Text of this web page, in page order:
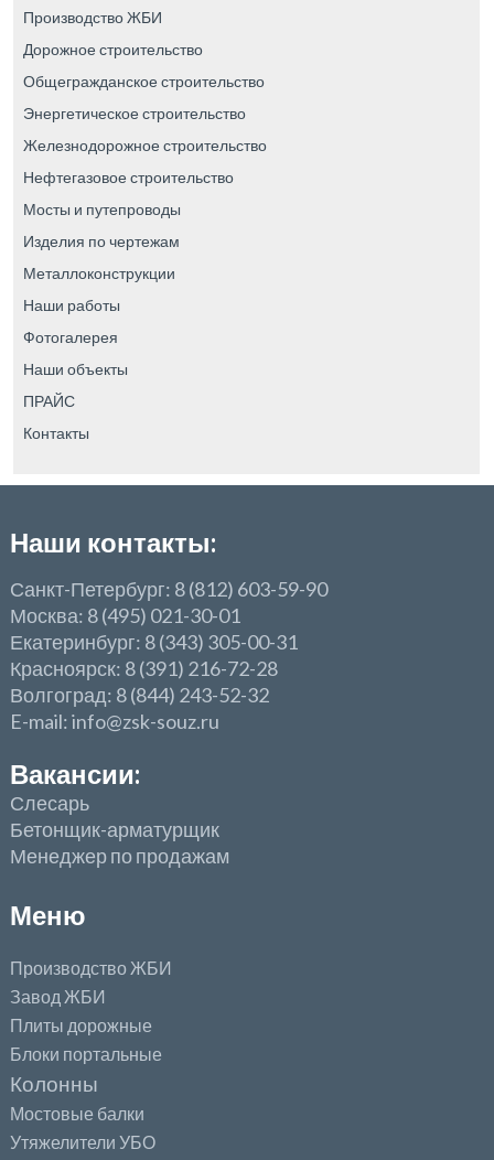
Производство ЖБИ
Дорожное строительство
Общегражданское строительство
Энергетическое строительство
Железнодорожное строительство
Нефтегазовое строительство
Мосты и путепроводы
Изделия по чертежам
Металлоконструкции
Наши работы
Фотогалерея
Наши объекты
ПРАЙС
Контакты
Наши контакты:
Санкт-Петербург: 8 (812) 603-59-90
Москва: 8 (495) 021-30-01
Екатеринбург: 8 (343) 305-00-31
Красноярск: 8 (391) 216-72-28
Волгоград: 8 (844) 243-52-32
E-mail: info@zsk-souz.ru
Вакансии:
Слесарь
Бетонщик-арматурщик
Менеджер по продажам
Меню
Производство ЖБИ
Завод ЖБИ
Плиты дорожные
Блоки портальные
Колонны
Мостовые балки
Утяжелители УБО